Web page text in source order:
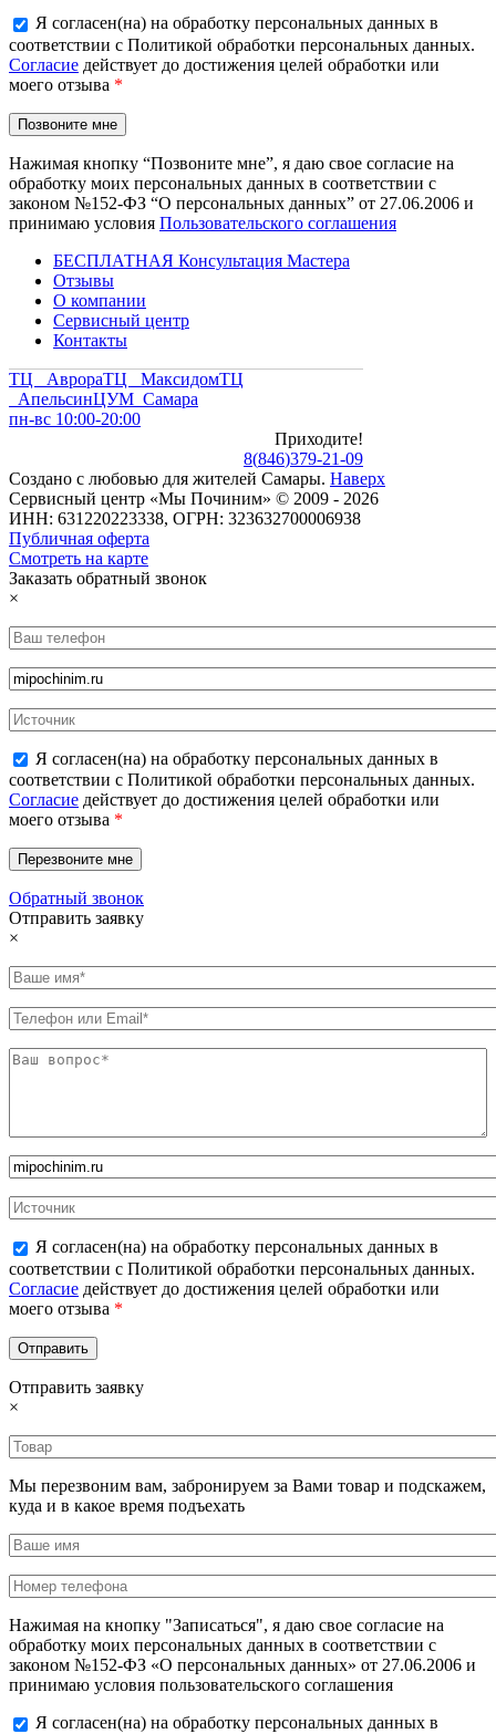
Я согласен(на) на обработку персональных данных в
соответствии с Политикой обработки персональных данных.
Согласие действует до достижения целей обработки или
моего отзыва *
Нажимая кнопку “Позвоните мне”, я даю свое согласие на
обработку моих персональных данных в соответствии с
законом №152-ФЗ “О персональных данных” от 27.06.2006 и
принимаю условия Пользовательского соглашения
БЕСПЛАТНАЯ Консультация Мастера
Отзывы
О компании
Сервисный центр
Контакты
ТЦ АврораТЦ МаксидомТЦ
АпельсинЦУМ Самара
пн-вс 10:00-20:00
Приходите!
8(846)379-21-09
Создано с любовью для жителей Самары. Наверх
Сервисный центр «Мы Починим» © 2009 - 2026
ИНН: 631220223338, ОГРН: 323632700006938
Публичная оферта
Смотреть на карте
Заказать обратный звонок
×
Я согласен(на) на обработку персональных данных в
соответствии с Политикой обработки персональных данных.
Согласие действует до достижения целей обработки или
моего отзыва *
Обратный звонок
Отправить заявку
×
Я согласен(на) на обработку персональных данных в
соответствии с Политикой обработки персональных данных.
Согласие действует до достижения целей обработки или
моего отзыва *
Отправить заявку
×
Мы перезвоним вам, забронируем за Вами товар и подскажем,
куда и в какое время подъехать
Нажимая на кнопку "Записаться", я даю свое согласие на
обработку моих персональных данных в соответствии с
законом №152-ФЗ «О персональных данных» от 27.06.2006 и
принимаю условия пользовательского соглашения
Я согласен(на) на обработку персональных данных в